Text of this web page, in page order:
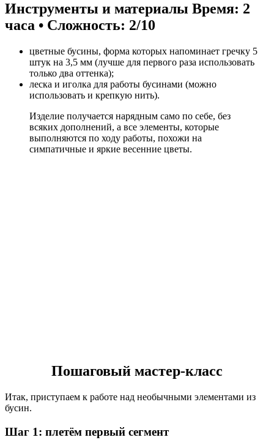
Инструменты и материалы Время: 2
часа • Сложность: 2/10
цветные бусины, форма которых напоминает гречку 5
штук на 3,5 мм (лучше для первого раза использовать
только два оттенка);
леска и иголка для работы бусинами (можно
использовать и крепкую нить).
Изделие получается нарядным само по себе, без
всяких дополнений, а все элементы, которые
выполняются по ходу работы, похожи на
симпатичные и яркие весенние цветы.
Пошаговый мастер-класс
Итак, приступаем к работе над необычными элементами из
бусин.
Шаг 1: плетём первый сегмент